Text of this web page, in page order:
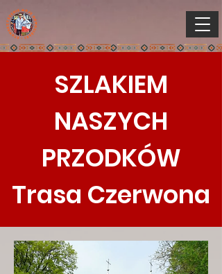
SZLAKIEM
NASZYCH
PRZODKÓW
Trasa Czerwona